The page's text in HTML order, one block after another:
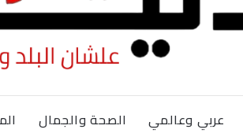
عربي وعالمي الصحة والجمال